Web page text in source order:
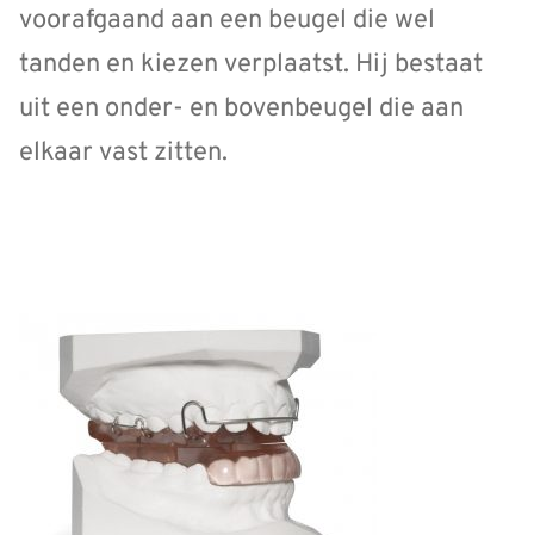
voorafgaand aan een beugel die wel
tanden en kiezen verplaatst. Hij bestaat
uit een onder- en bovenbeugel die aan
elkaar vast zitten.